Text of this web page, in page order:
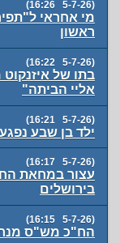
(5-7-26 16:26)
מי אחראי
ראשון
(5-7-26 16:22)
בתו של איזנקוט
אליי הביתה"
(5-7-26 16:21)
ילד בן שבע
(5-7-26 16:17)
עצור במחאת
בירושלים
(5-7-26 16:15)
הח"כ מש"ס